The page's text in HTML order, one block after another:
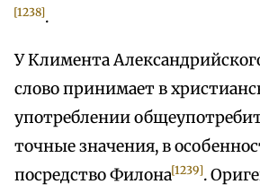
[1238].
У Климента
слово принимает в
употреблении
точные значения, в
посредство Филона[1239].